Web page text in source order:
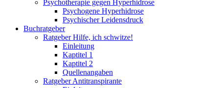
Psychotherapie gegen Hyperhidrose
Psychogene Hyperhidrose
Psychischer Leidensdruck
Buchratgeber
Ratgeber Hilfe, ich schwitze!
Einleitung
Kaptitel 1
Kaptitel 2
Quellenangaben
Ratgeber Antitranspirante